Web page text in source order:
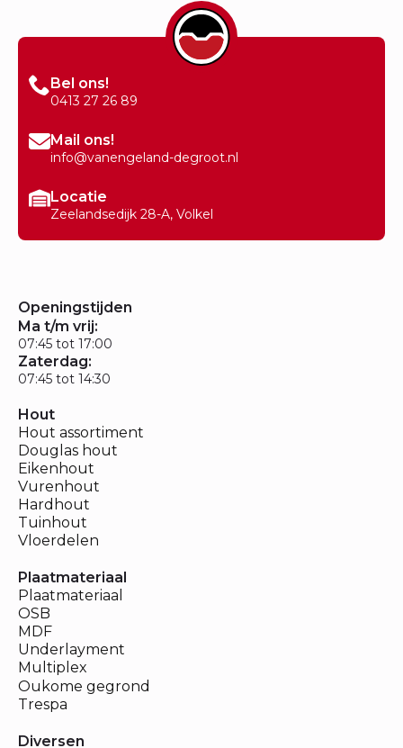
Bel ons!
0413 27 26 89
Mail ons!
info@vanengeland-degroot.nl
Locatie
Zeelandsedijk 28-A, Volkel
Openingstijden
Ma t/m vrij:
07:45 tot 17:00
Zaterdag:
07:45 tot 14:30
Hout
Hout assortiment
Douglas hout
Eikenhout
Vurenhout
Hardhout
Tuinhout
Vloerdelen
Plaatmateriaal
Plaatmateriaal
OSB
MDF
Underlayment
Multiplex
Oukome gegrond
Trespa
Diversen